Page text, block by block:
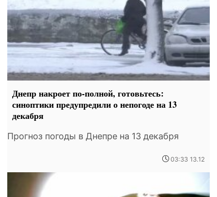
Днепр накроет по-полной, готовьтесь:
синоптики предупредили о непогоде на 13
декабря
Прогноз погоды в Днепре на 13 декабря
03:33 13.12